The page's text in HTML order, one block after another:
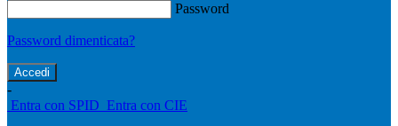
Password
Password dimenticata?
-
Entra con SPID Entra con CIE